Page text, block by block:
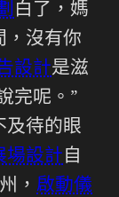
白了，媽
，沒有你
設計是滋
完呢。”
及待的眼
場設計 自
， 啟動儀